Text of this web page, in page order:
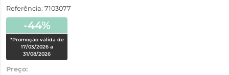
Referência: 7103077
-44%
*Promoção válida de
17/03/2026 a
31/08/2026
Preço: